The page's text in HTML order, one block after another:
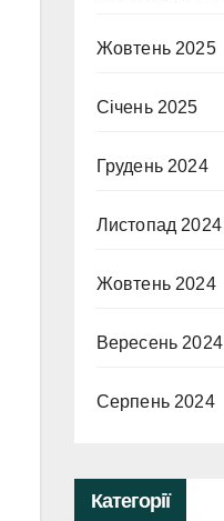
Жовтень 2025
Січень 2025
Грудень 2024
Листопад 2024
Жовтень 2024
Вересень 2024
Серпень 2024
Категорії